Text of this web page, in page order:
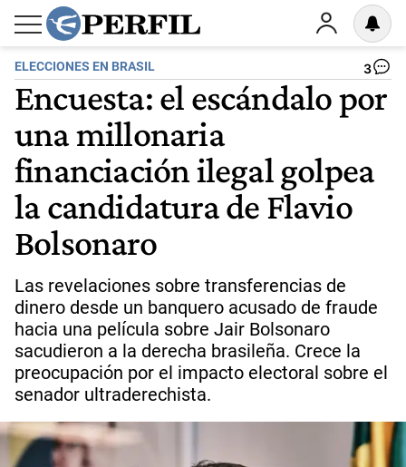
ELECCIONES EN BRASIL 3
Encuesta: el escándalo por
una millonaria
financiación ilegal golpea
la candidatura de Flavio
Bolsonaro
Las revelaciones sobre transferencias de
dinero desde un banquero acusado de fraude
hacia una película sobre Jair Bolsonaro
sacudieron a la derecha brasileña. Crece la
preocupación por el impacto electoral sobre el
senador ultraderechista.